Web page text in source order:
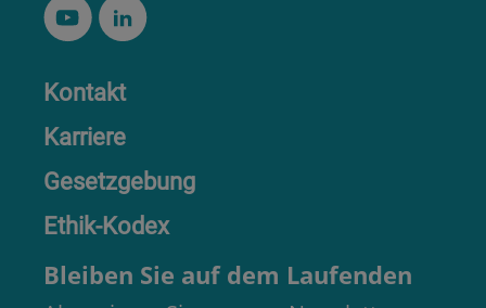
Kontakt
Karriere
Gesetzgebung
Ethik-Kodex
Bleiben Sie auf dem Laufenden